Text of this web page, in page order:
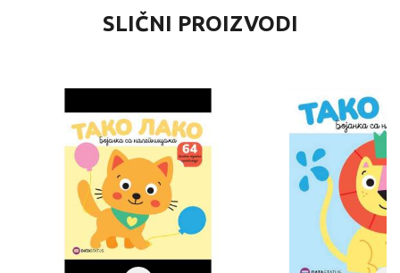
SLIČNI PROIZVODI